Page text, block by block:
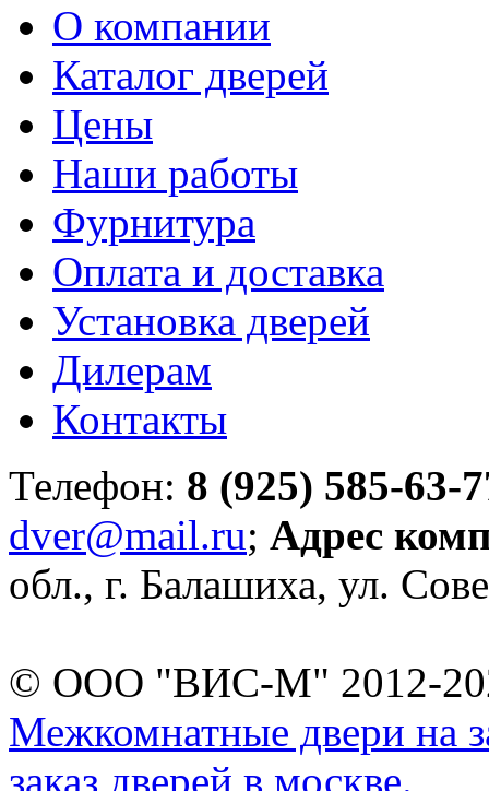
О компании
Каталог дверей
Цены
Наши работы
Фурнитура
Оплата и доставка
Установка дверей
Дилерам
Контакты
Телефон: 8 (925) 585-63-
dver@mail.ru; Адрес
обл., г. Балашиха, ул.
© ООО "ВИС-М" 2012-
Межкомнатные двери на
заказ дверей в москве.